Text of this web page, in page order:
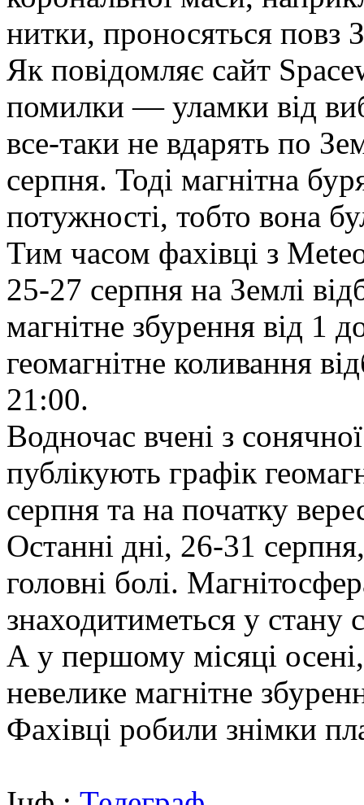
нитки, проносяться повз
Як повідомляє сайт
помилки — уламки від
все-таки не вдарять по
серпня. Тоді магнітна
потужності, тобто вона
Тим часом фахівці з
25-27 серпня на Землі
магнітне збурення від 1
геомагнітне коливання
21:00.
Водночас вчені з
публікують графік
серпня та на початку
Останні дні, 26-31
головні болі.
знаходитиметься у стану
А у першому місяці
невелике магнітне
Фахівці робили знімки